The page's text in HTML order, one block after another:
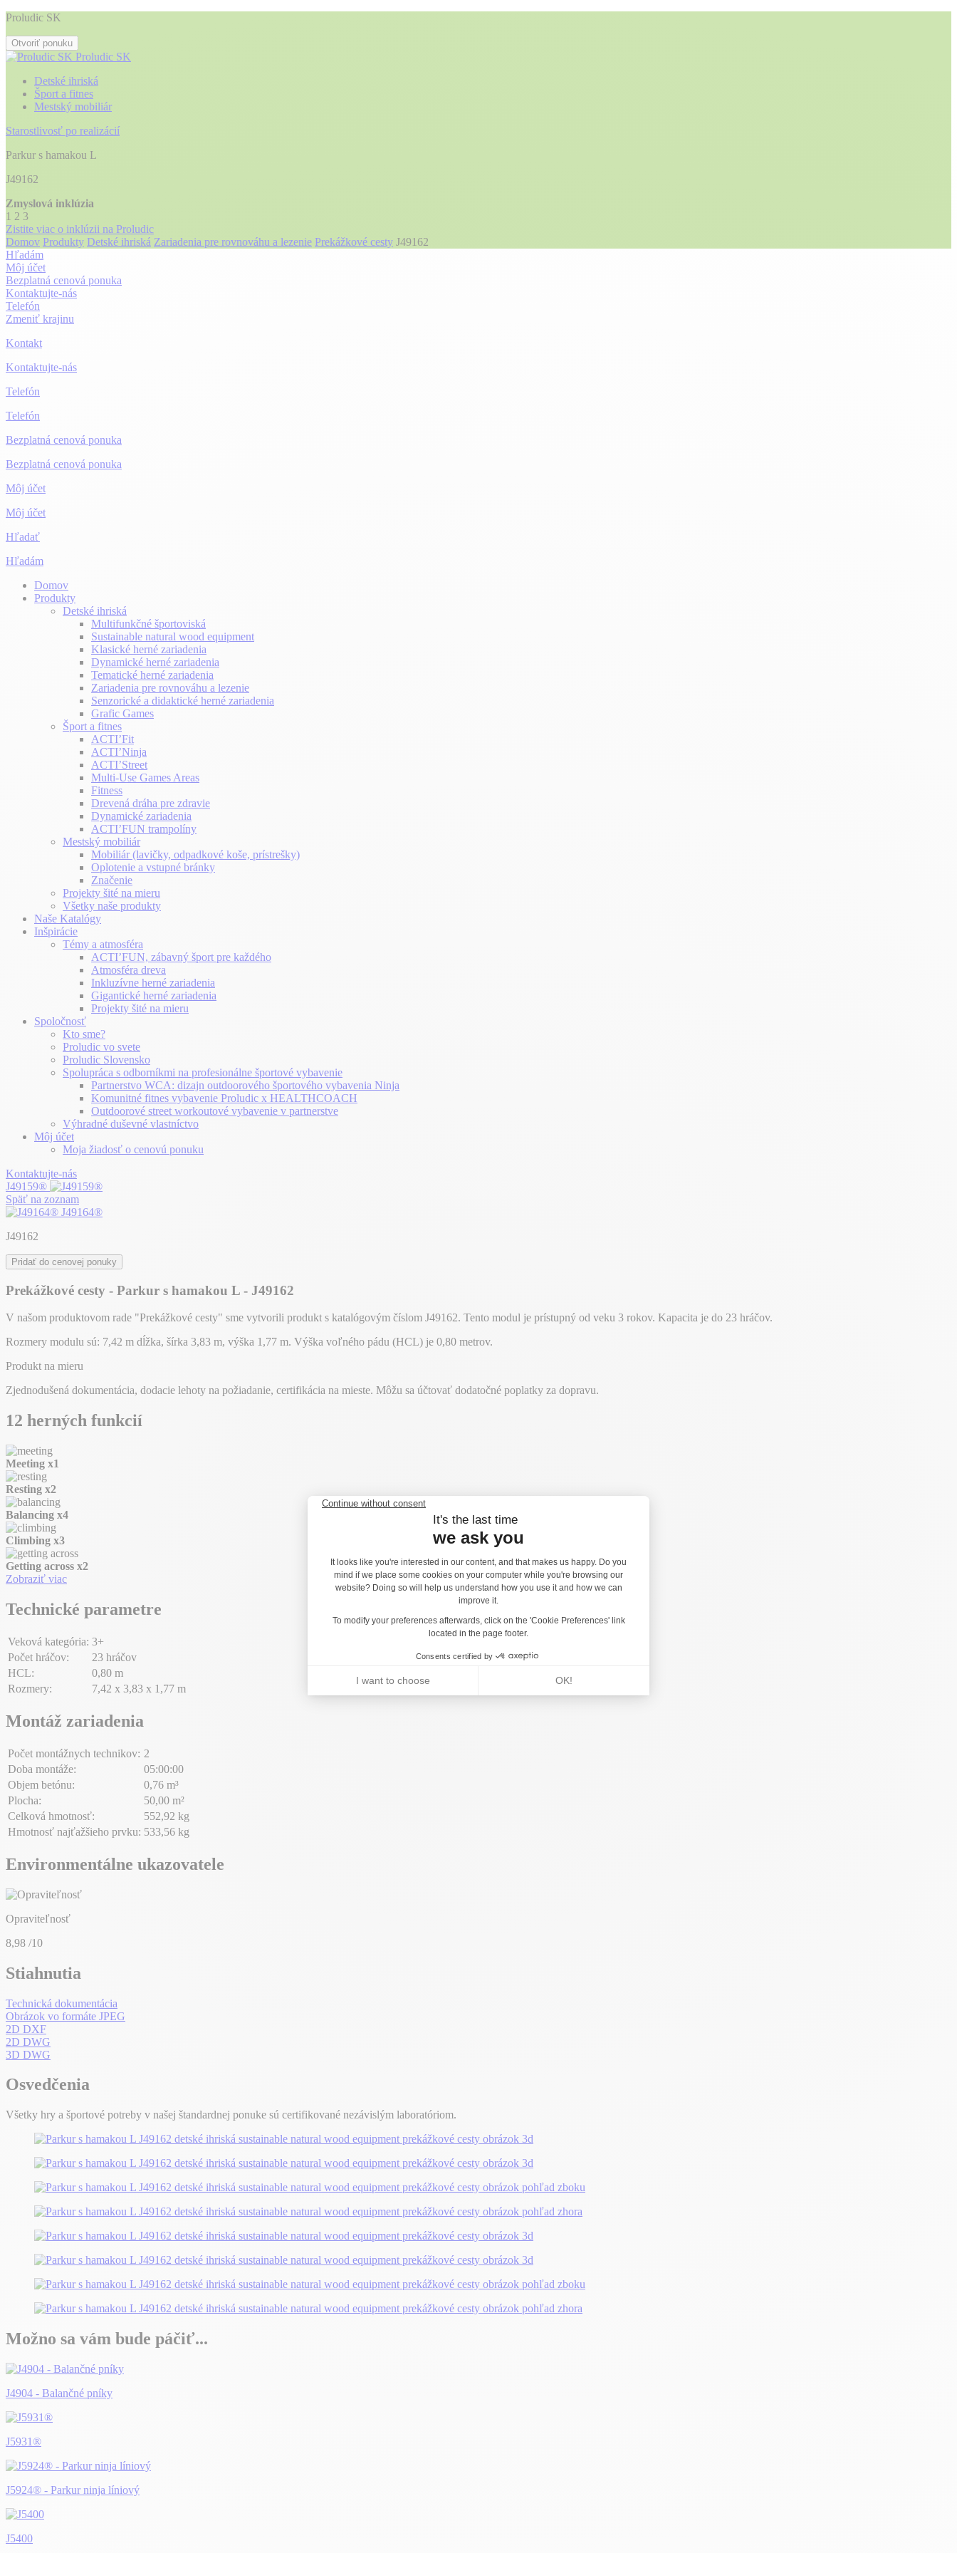
Proludic SK
Otvoriť ponuku
Proludic SK
Detské ihriská
Šport a fitnes
Mestský mobiliár
Starostlivosť po realizácií
Parkur s hamakou L
J49162
Zmyslová inklúzia
1 2 3
Zistite viac o inklúzii na Proludic
Domov Produkty Detské ihriská Zariadenia pre rovnováhu a lezenie Prekážkové cesty J49162
Hľadám
Môj účet
Bezplatná cenová ponuka
Kontaktujte-nás
Telefón
Zmeniť krajinu
Kontakt
Kontaktujte-nás
Telefón
Telefón
Bezplatná cenová ponuka
Bezplatná cenová ponuka
Môj účet
Môj účet
Hľadať
Hľadám
Domov
Produkty
Detské ihriská
Multifunkčné športoviská
Sustainable natural wood equipment
Klasické herné zariadenia
Dynamické herné zariadenia
Tematické herné zariadenia
Zariadenia pre rovnováhu a lezenie
Senzorické a didaktické herné zariadenia
Grafic Games
Šport a fitnes
ACTI’Fit
ACTI’Ninja
ACTI’Street
Multi-Use Games Areas
Fitness
Drevená dráha pre zdravie
Dynamické zariadenia
ACTI’FUN trampolíny
Mestský mobiliár
Mobiliár (lavičky, odpadkové koše, prístrešky)
Oplotenie a vstupné bránky
Značenie
Projekty šité na mieru
Všetky naše produkty
Naše Katalógy
Inšpirácie
Témy a atmosféra
ACTI’FUN, zábavný šport pre každého
Atmosféra dreva
Inkluzívne herné zariadenia
Gigantické herné zariadenia
Projekty šité na mieru
Spoločnosť
Kto sme?
Proludic vo svete
Proludic Slovensko
Spolupráca s odborníkmi na profesionálne športové vybavenie
Partnerstvo WCA: dizajn outdoorového športového vybavenia Ninja
Komunitné fitnes vybavenie Proludic x HEALTHCOACH
Outdoorové street workoutové vybavenie v partnerstve
Výhradné duševné vlastníctvo
Môj účet
Moja žiadosť o cenovú ponuku
Kontaktujte-nás
J49159®
Späť na zoznam
J49164®
J49162
Pridať do cenovej ponuky
Prekážkové cesty - Parkur s hamakou L - J49162
V našom produktovom rade "Prekážkové cesty" sme vytvorili produkt s katalógovým číslom J49162. Tento modul je prístupný od veku 3 rokov. Kapacita je do 23 hráčov.
Rozmery modulu sú: 7,42 m dĺžka, šírka 3,83 m, výška 1,77 m. Výška voľného pádu (HCL) je 0,80 metrov.
Produkt na mieru
Zjednodušená dokumentácia, dodacie lehoty na požiadanie, certifikácia na mieste. Môžu sa účtovať dodatočné poplatky za dopravu.
12 herných funkcií
Meeting x1
Resting x2
Balancing x4
Climbing x3
Getting across x2
Zobraziť viac
Technické parametre
Veková kategória: 3+
Počet hráčov:
23 hráčov
HCL:
0,80 m
Rozmery:
7,42 x 3,83 x 1,77 m
Montáž zariadenia
Počet montážnych technikov: 2
Doba montáže:
05:00:00
Objem betónu:
0,76 m³
Plocha:
50,00 m²
Celková hmotnosť:
552,92 kg
Hmotnosť najťažšieho prvku: 533,56 kg
Environmentálne ukazovatele
Opraviteľnosť
8,98 /10
Stiahnutia
Technická dokumentácia
Obrázok vo formáte JPEG
2D DXF
2D DWG
3D DWG
Osvedčenia
Všetky hry a športové potreby v našej štandardnej ponuke sú certifikované nezávislým laboratóriom.
Možno sa vám bude páčiť...
J4904 - Balančné pníky
J5931®
J5924® - Parkur ninja líniový
J5400